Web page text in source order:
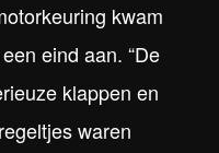
kwam
eind aan. “De
klappen en
waren